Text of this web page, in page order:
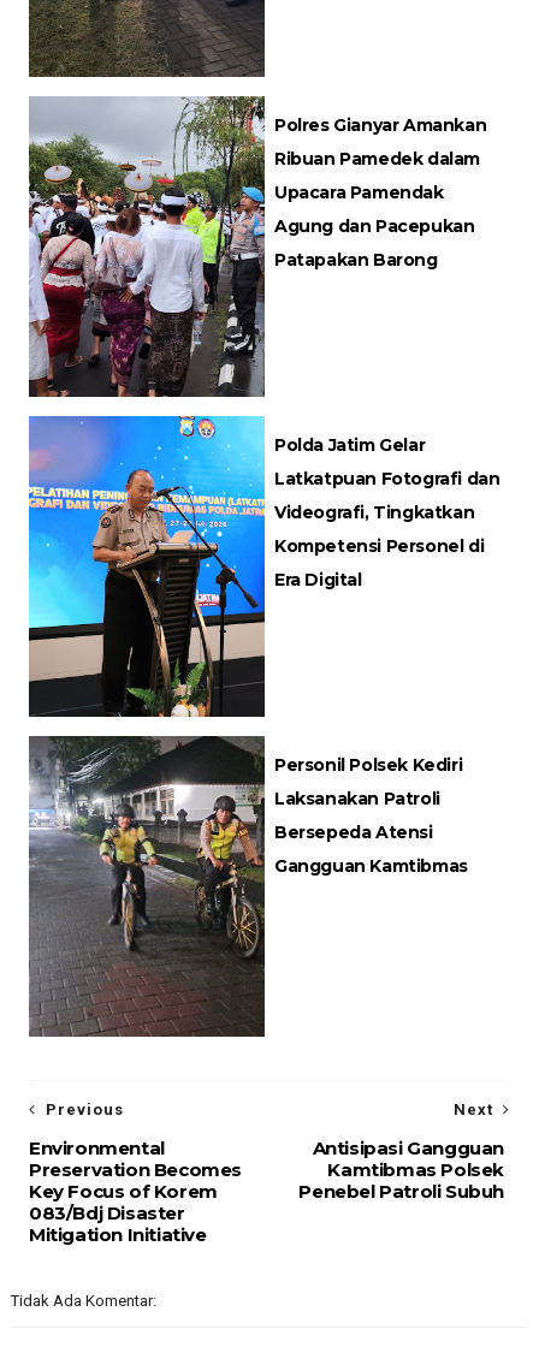
Polres Gianyar Amankan
Ribuan Pamedek dalam
Upacara Pamendak
Agung dan Pacepukan
Patapakan Barong
Polda Jatim Gelar
Latkatpuan Fotografi dan
Videografi, Tingkatkan
Kompetensi Personel di
Era Digital
Personil Polsek Kediri
Laksanakan Patroli
Bersepeda Atensi
Gangguan Kamtibmas
Next
Antisipasi Gangguan
Kamtibmas Polsek
Penebel Patroli Subuh
Previous
Environmental
Preservation Becomes
Key Focus of Korem
083/Bdj Disaster
Mitigation Initiative
Tidak Ada Komentar: